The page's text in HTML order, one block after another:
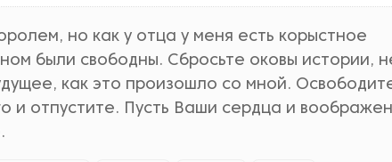
но как у отца у меня есть корыстное
были свободны. Сбросьте оковы истории,
как это произошло со мной.
и отпустите. Пусть Ваши сердца и